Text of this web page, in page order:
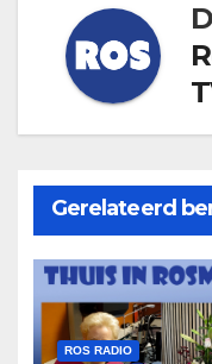
Gerelateerd
ROS RADIO